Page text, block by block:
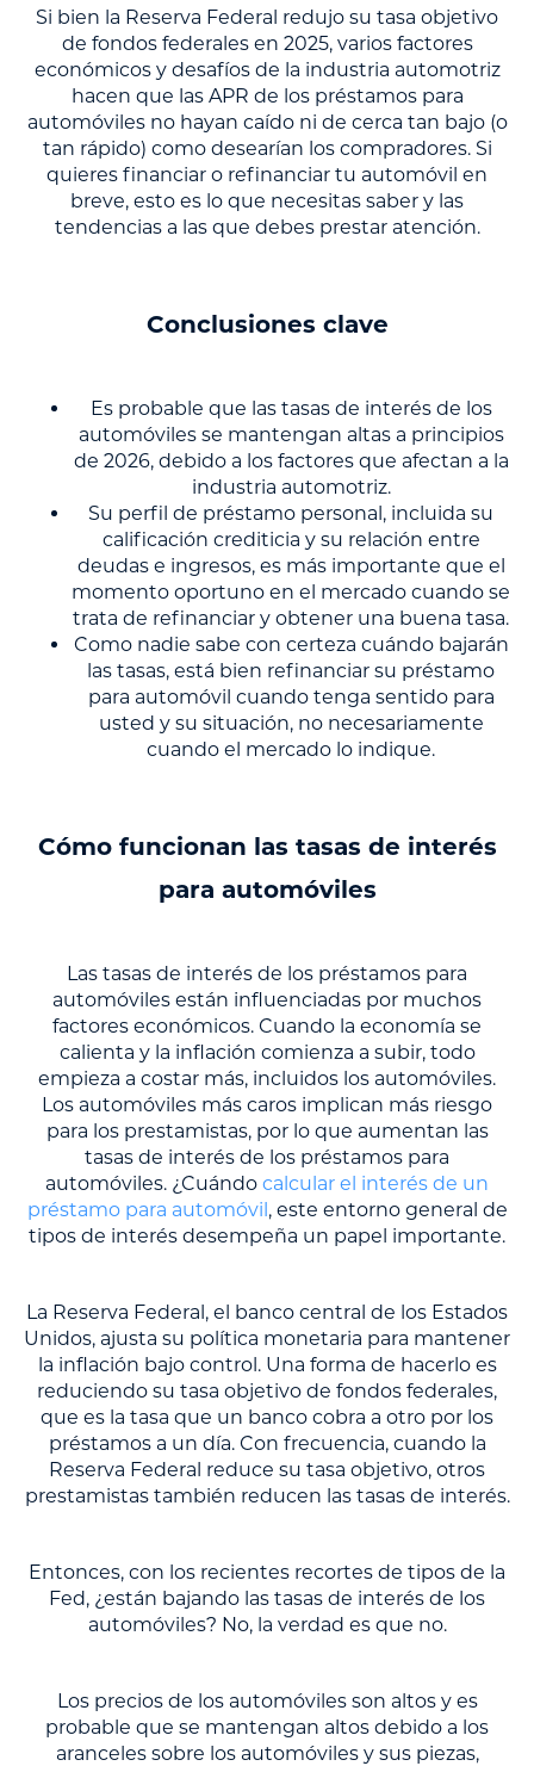
Si bien la Reserva Federal redujo su tasa objetivo
de fondos federales en 2025, varios factores
económicos y desafíos de la industria automotriz
hacen que las APR de los préstamos para
automóviles no hayan caído ni de cerca tan bajo (o
tan rápido) como desearían los compradores. Si
quieres financiar o refinanciar tu automóvil en
breve, esto es lo que necesitas saber y las
tendencias a las que debes prestar atención.
Conclusiones clave
Es probable que las tasas de interés de los
automóviles se mantengan altas a principios
de 2026, debido a los factores que afectan a la
industria automotriz.
Su perfil de préstamo personal, incluida su
calificación crediticia y su relación entre
deudas e ingresos, es más importante que el
momento oportuno en el mercado cuando se
trata de refinanciar y obtener una buena tasa.
Como nadie sabe con certeza cuándo bajarán
las tasas, está bien refinanciar su préstamo
para automóvil cuando tenga sentido para
usted y su situación, no necesariamente
cuando el mercado lo indique.
Cómo funcionan las tasas de interés
para automóviles
Las tasas de interés de los préstamos para
automóviles están influenciadas por muchos
factores económicos. Cuando la economía se
calienta y la inflación comienza a subir, todo
empieza a costar más, incluidos los automóviles.
Los automóviles más caros implican más riesgo
para los prestamistas, por lo que aumentan las
tasas de interés de los préstamos para
automóviles. ¿Cuándo calcular el interés de un
préstamo para automóvil, este entorno general de
tipos de interés desempeña un papel importante.
La Reserva Federal, el banco central de los Estados
Unidos, ajusta su política monetaria para mantener
la inflación bajo control. Una forma de hacerlo es
reduciendo su tasa objetivo de fondos federales,
que es la tasa que un banco cobra a otro por los
préstamos a un día. Con frecuencia, cuando la
Reserva Federal reduce su tasa objetivo, otros
prestamistas también reducen las tasas de interés.
Entonces, con los recientes recortes de tipos de la
Fed, ¿están bajando las tasas de interés de los
automóviles? No, la verdad es que no.
Los precios de los automóviles son altos y es
probable que se mantengan altos debido a los
aranceles sobre los automóviles y sus piezas,